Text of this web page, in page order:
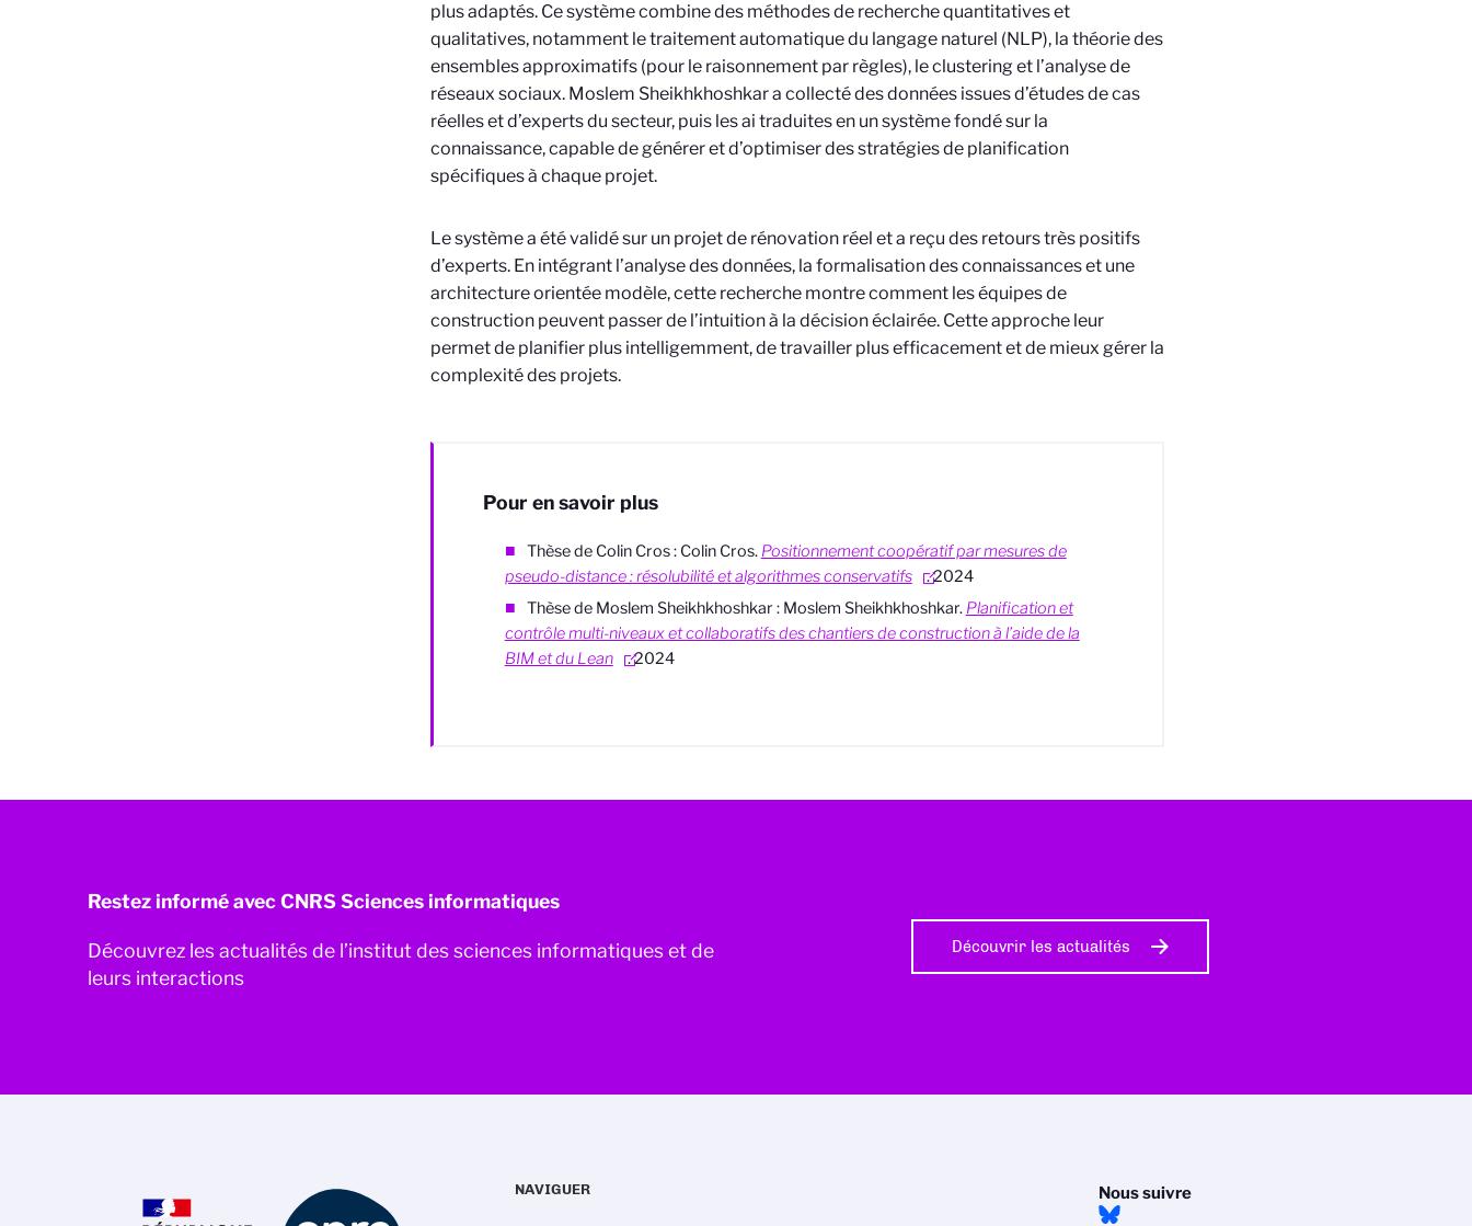
plus adaptés. Ce système combine des méthodes de recherche quantitatives et
qualitatives, notamment le traitement automatique du langage naturel (NLP), la théorie des
ensembles approximatifs (pour le raisonnement par règles), le clustering et l’analyse de
réseaux sociaux. Moslem Sheikhkhoshkar a collecté des données issues d’études de cas
réelles et d’experts du secteur, puis les ai traduites en un système fondé sur la
connaissance, capable de générer et d’optimiser des stratégies de planification
spécifiques à chaque projet.
Le système a été validé sur un projet de rénovation réel et a reçu des retours très positifs
d’experts. En intégrant l’analyse des données, la formalisation des connaissances et une
architecture orientée modèle, cette recherche montre comment les équipes de
construction peuvent passer de l’intuition à la décision éclairée. Cette approche leur
permet de planifier plus intelligemment, de travailler plus efficacement et de mieux gérer la
complexité des projets.
Pour en savoir plus
Thèse de Colin Cros: Colin Cros. Positionnement coopératif par mesures de
pseudo-distance : résolubilité et algorithmes conservatifs
. 2024
Thèse de Moslem Sheikhkhoshkar: Moslem Sheikhkhoshkar. Planification et
contrôle multi-niveaux et collaboratifs des chantiers de construction à l’aide de la
BIM et du Lean
. 2024
Restez informé avec CNRS Sciences informatiques
Découvrez les actualités de l’institut des sciences informatiques et de
leurs interactions
Découvrir les actualités
Nous suivre
NAVIGUER